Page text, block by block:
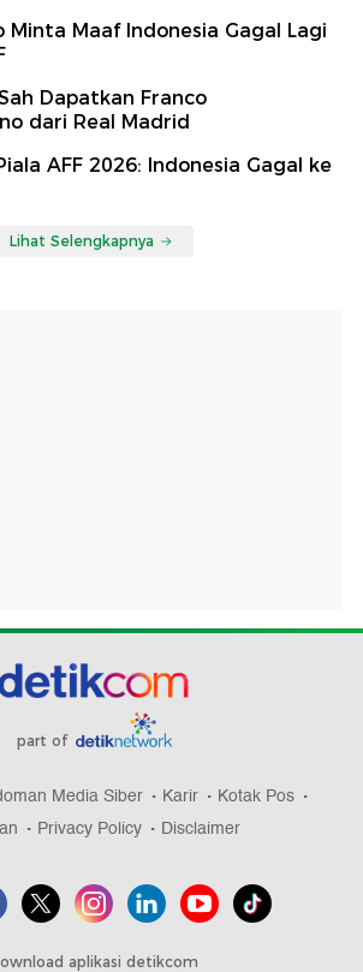
Minta Maaf Indonesia Gagal Lagi
Dapatkan Franco
dari Real Madrid
AFF 2026: Indonesia Gagal ke
Lihat Selengkapnya
part of
Media Siber Karir
Kotak Pos
Privacy Policy Disclaimer
aplikasi detikcom